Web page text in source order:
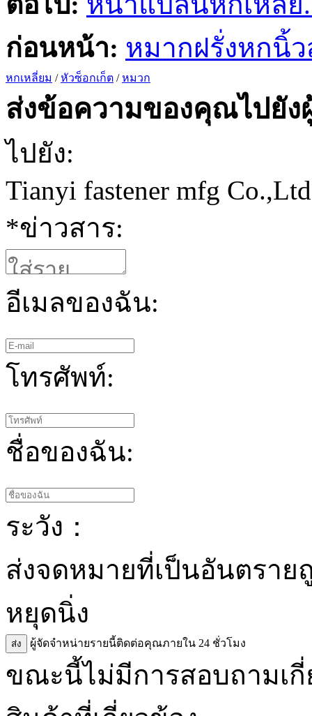
ก่อนหน้า: หมากฝรั่งหกนิ้ว
หกเหลี่ยม /หัวซ็อกเก็ต /หมวก
ส่งข้อความของคุณไปยัง
ไปยัง:
Tianyi fastener mfg Co.,Ltd
*ข่าวสาร:
อีเมลของฉัน:
โทรศัพท์:
ชื่อของฉัน:
ระวัง：
ส่งจดหมายที่เป็นอันตราย
หยุดนิ่ง
ส่ง ผู้จัดจำหน่ายรายนี้ติดต่อคุณภายใน 24 ชั่วโมง
ขณะนี้ไม่มีการสอบถามเ